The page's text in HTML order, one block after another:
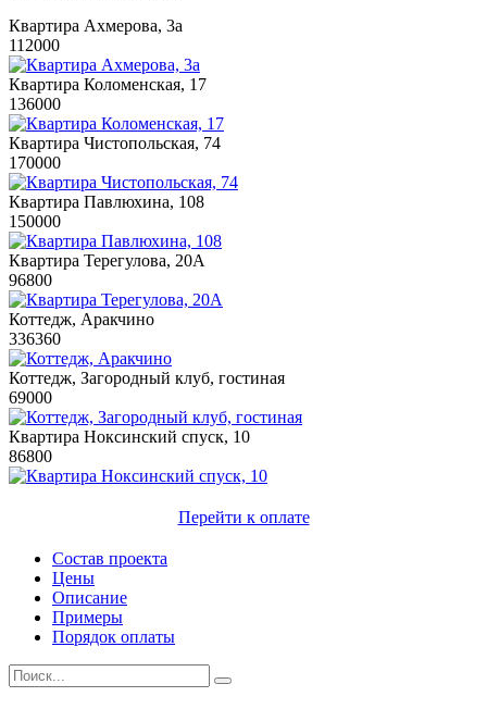
Квартира Ахмерова, 3а
112000
Квартира Коломенская, 17
136000
Квартира Чистопольская, 74
170000
Квартира Павлюхина, 108
150000
Квартира Терегулова, 20А
96800
Коттедж, Аракчино
336360
Коттедж, Загородный клуб, гостиная
69000
Квартира Ноксинский спуск, 10
86800
Перейти к оплате
Состав проекта
Цены
Описание
Примеры
Порядок оплаты